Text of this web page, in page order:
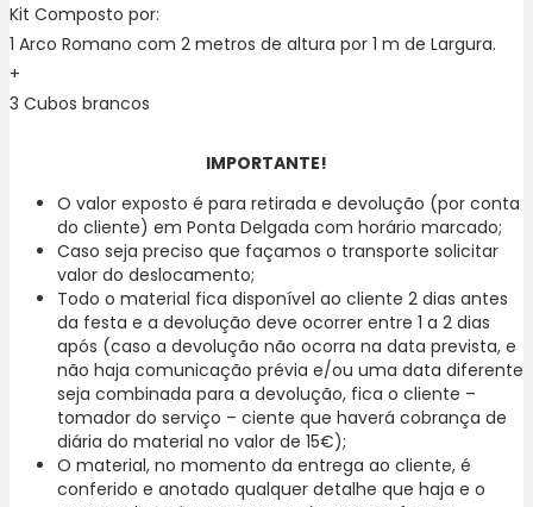
Decoração
Aniversário
Kit Composto por:
1 Arco Romano com 2 metros de altura por 1 m de Largura.
+
3 Cubos brancos
IMPORTANTE!
O valor exposto é para retirada e devolução (por conta
do cliente) em Ponta Delgada com horário marcado;
Caso seja preciso que façamos o transporte solicitar
valor do deslocamento;
Todo o material fica disponível ao cliente 2 dias antes
da festa e a devolução deve ocorrer entre 1 a 2 dias
após (caso a devolução não ocorra na data prevista, e
não haja comunicação prévia e/ou uma data diferente
seja combinada para a devolução, fica o cliente –
tomador do serviço – ciente que haverá cobrança de
diária do material no valor de 15€);
O material, no momento da entrega ao cliente, é
conferido e anotado qualquer detalhe que haja e o